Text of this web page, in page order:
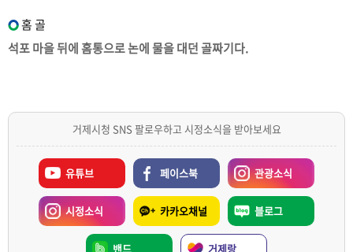
홈 골
석포 마을 뒤에 홈통으로 논에 물을 대던 골짜기다.
거제시청 SNS 팔로우하고 시정소식을 받아보세요
유튜브 페이스북 관광소식
시정소식 카카오채널 블로그
밴드 거제랑